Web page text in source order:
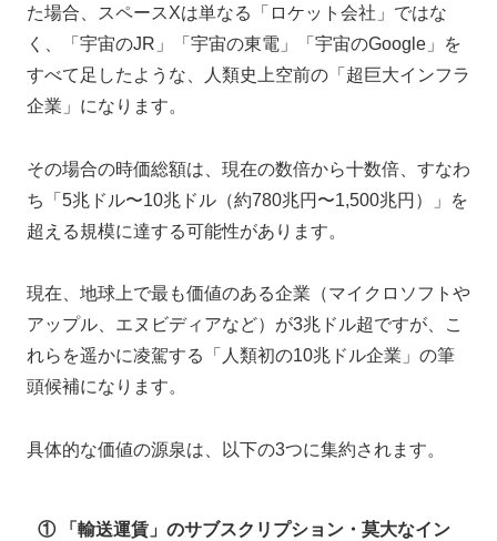
た場合、スペースXは単なる「ロケット会社」ではな
く、「宇宙のJR」「宇宙の東電」「宇宙のGoogle」を
すべて足したような、人類史上空前の「超巨大インフラ
企業」になります。
その場合の時価総額は、現在の数倍から十数倍、すなわ
ち「5兆ドル〜10兆ドル（約780兆円〜1,500兆円）」を
超える規模に達する可能性があります。
現在、地球上で最も価値のある企業（マイクロソフトや
アップル、エヌビディアなど）が3兆ドル超ですが、こ
れらを遥かに凌駕する「人類初の10兆ドル企業」の筆
頭候補になります。
具体的な価値の源泉は、以下の3つに集約されます。
① 「輸送運賃」のサブスクリプション・莫大なイン